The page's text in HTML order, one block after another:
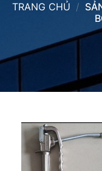
TRANG CHỦ /